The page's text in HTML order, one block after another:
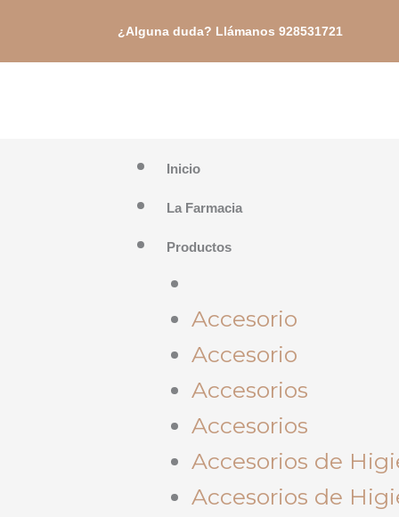
¿Alguna duda? Llámanos 928531721
Inicio
La Farmacia
Productos
Accesorio
Accesorio
Accesorios
Accesorios
Accesorios de
Accesorios de